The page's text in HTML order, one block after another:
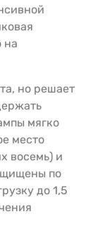
на
но решает
мягко
место
восемь) и
по
до 1,5